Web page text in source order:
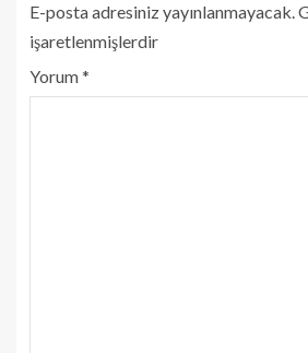
E-posta adresiniz yayınlanmayacak.
işaretlenmişlerdir
Yorum*